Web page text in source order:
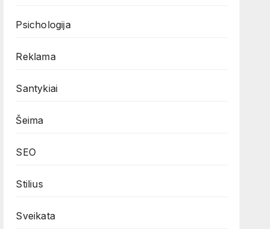
Psichologija
Reklama
Santykiai
Šeima
SEO
Stilius
Sveikata